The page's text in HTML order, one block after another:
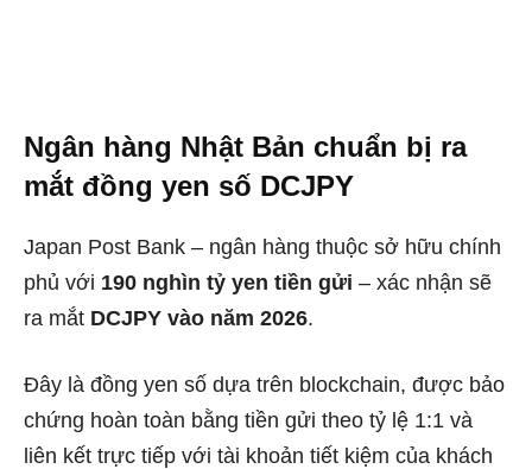
Ngân hàng Nhật Bản chuẩn bị ra
mắt đồng yen số DCJPY
Japan Post Bank – ngân hàng thuộc sở hữu chính
phủ với 190 nghìn tỷ yen tiền gửi – xác nhận sẽ
ra mắt DCJPY vào năm 2026.
Đây là đồng yen số dựa trên blockchain, được bảo
chứng hoàn toàn bằng tiền gửi theo tỷ lệ 1:1 và
liên kết trực tiếp với tài khoản tiết kiệm của khách